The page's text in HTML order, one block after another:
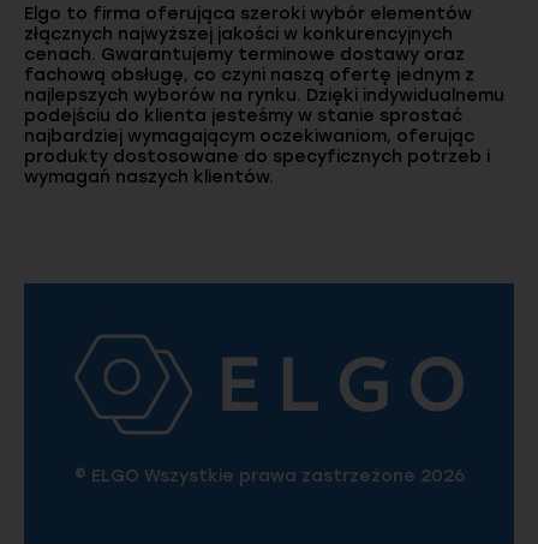
Elgo to firma oferująca szeroki wybór elementów
złącznych najwyższej jakości w konkurencyjnych
cenach. Gwarantujemy terminowe dostawy oraz
fachową obsługę, co czyni naszą ofertę jednym z
najlepszych wyborów na rynku. Dzięki indywidualnemu
podejściu do klienta jesteśmy w stanie sprostać
najbardziej wymagającym oczekiwaniom, oferując
produkty dostosowane do specyficznych potrzeb i
wymagań naszych klientów.
© ELGO Wszystkie prawa zastrzeżone 2026